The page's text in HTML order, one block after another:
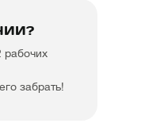
рабочих
забрать!